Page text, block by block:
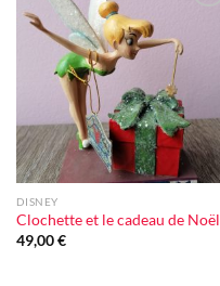
d'envie
DISNEY
Clochette et le cadeau de Noël
49,00€